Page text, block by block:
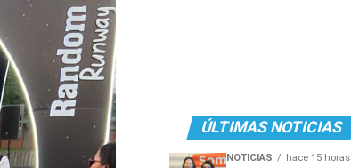
ÚLTIMAS NOTICIAS
NOTICIAS hace 15 horas